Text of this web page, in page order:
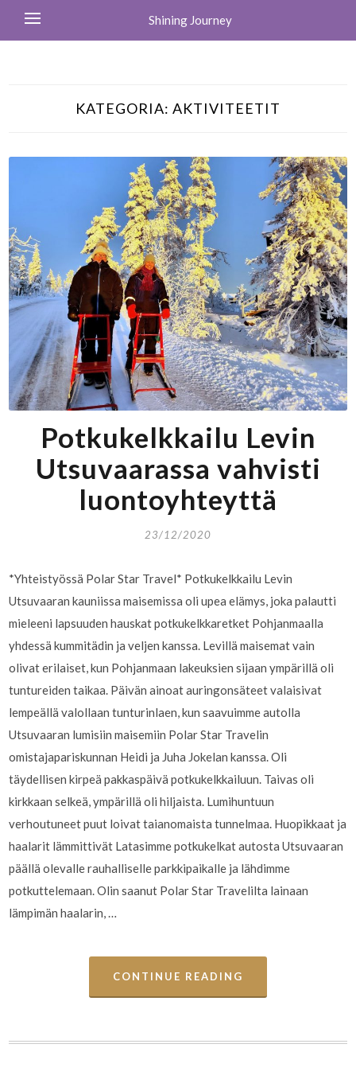
Shining Journey
KATEGORIA: AKTIVITEETIT
Potkukelkkailu Levin
Utsuvaarassa vahvisti
luontoyhteyttä
23/12/2020
*Yhteistyössä Polar Star Travel* Potkukelkkailu Levin
Utsuvaaran kauniissa maisemissa oli upea elämys, joka palautti
mieleeni lapsuuden hauskat potkukelkkaretket Pohjanmaalla
yhdessä kummitädin ja veljen kanssa. Levillä maisemat vain
olivat erilaiset, kun Pohjanmaan lakeuksien sijaan ympärillä oli
tuntureiden taikaa. Päivän ainoat auringonsäteet valaisivat
lempeällä valollaan tunturinlaen, kun saavuimme autolla
Utsuvaaran lumisiin maisemiin Polar Star Travelin
omistajapariskunnan Heidi ja Juha Jokelan kanssa. Oli
täydellisen kirpeä pakkaspäivä potkukelkkailuun. Taivas oli
kirkkaan selkeä, ympärillä oli hiljaista. Lumihuntuun
verhoutuneet puut loivat taianomaista tunnelmaa. Huopikkaat ja
haalarit lämmittivät Latasimme potkukelkat autosta Utsuvaaran
päällä olevalle rauhalliselle parkkipaikalle ja lähdimme
potkuttelemaan. Olin saanut Polar Star Travelilta lainaan
lämpimän haalarin, …
CONTINUE READING